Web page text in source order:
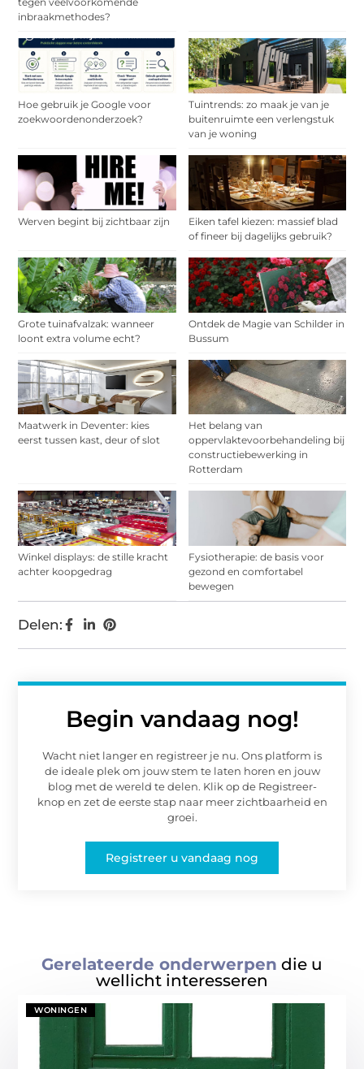
inbraakmethodes?
Hoe gebruik je Google voor
zoekwoordenonderzoek?
Tuintrends: zo maak je van je
buitenruimte een verlengstuk
van je woning
Werven begint bij zichtbaar zijn
Eiken tafel kiezen: massief blad
of fineer bij dagelijks gebruik?
Grote tuinafvalzak: wanneer
loont extra volume echt?
Ontdek de Magie van Schilder in
Bussum
Maatwerk in Deventer: kies
eerst tussen kast, deur of slot
Het belang van
oppervlaktevoorbehandeling bij
constructiebewerking in
Rotterdam
Winkel displays: de stille kracht
achter koopgedrag
Fysiotherapie: de basis voor
gezond en comfortabel
bewegen
Begin vandaag nog!
Wacht niet langer en registreer je nu. Ons platform is
de ideale plek om jouw stem te laten horen en jouw
blog met de wereld te delen. Klik op de Registreer-
knop en zet de eerste stap naar meer zichtbaarheid en
groei.
Registreer u vandaag nog
Delen:
Gerelateerde onderwerpen die u
wellicht interesseren
WONINGEN